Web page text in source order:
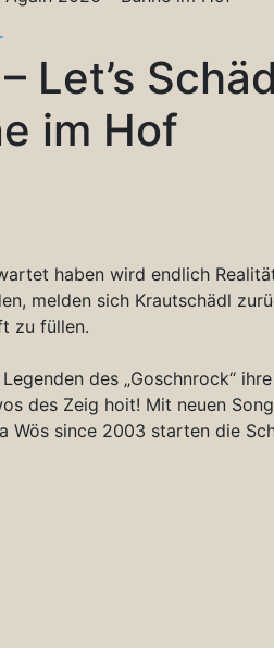
Let’s
im Hof
haben wird endlich
melden sich Krautschädl
zu füllen.
des „Goschnrock“
des Zeig hoit! Mit neuen
since 2003 starten die